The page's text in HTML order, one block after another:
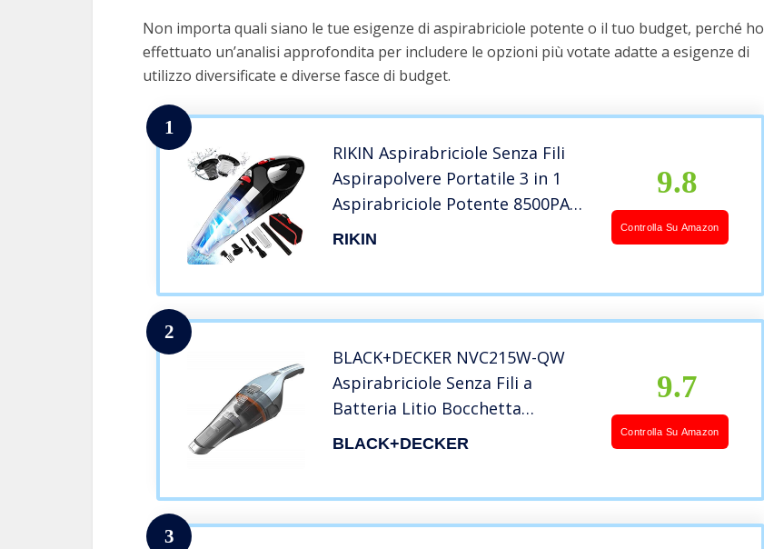
Non importa quali siano le tue esigenze di aspirabriciole potente o il tuo budget, perché ho
effettuato un’analisi approfondita per includere le opzioni più votate adatte a esigenze di
utilizzo diversificate e diverse fasce di budget.
1
RIKIN Aspirabriciole Senza Fili
Aspirapolvere Portatile 3 in 1
Aspirabriciole Potente 8500PA
120W 12V Aspirapolvere
RIKIN
9.8
Controlla Su Amazon
2
BLACK+DECKER NVC215W-QW
Aspirabriciole Senza Fili a
Batteria Litio Bocchetta
Estensibile e Doppio Sistema di
BLACK+DECKER
9.7
Controlla Su Amazon
3